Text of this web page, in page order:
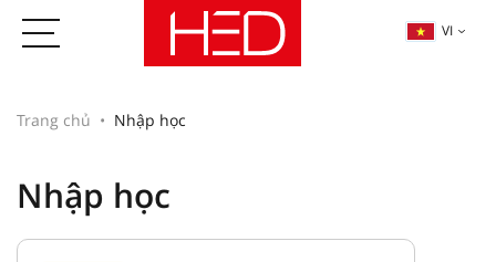
VI
Trang chủ Nhập học
Nhập học